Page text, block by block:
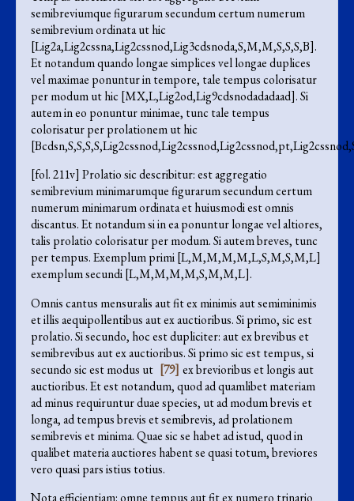
semibreviumque figurarum secundum certum numerum
semibrevium ordinata ut hic
[Lig2a,Lig2cssna,Lig2cssnod,Lig3cdsnoda,S,M,M,S,S,S,B].
Et notandum quando longae simplices vel longae duplices
vel maximae ponuntur in tempore, tale tempus colorisatur
per modum ut hic [MX,L,Lig2od,Lig9cdsnodadadaad]. Si
autem in eo ponuntur minimae, tunc tale tempus
colorisatur per prolationem ut hic
[fol. 211v] Prolatio sic describitur: est aggregatio
semibrevium minimarumque figurarum secundum certum
numerum minimarum ordinata et huiusmodi est omnis
discantus. Et notandum si in ea ponuntur longae vel altiores,
talis prolatio colorisatur per modum. Si autem breves, tunc
per tempus. Exemplum primi [L,M,M,M,M,L,S,M,S,M,L]
exemplum secundi [L,M,M,M,M,S,M,M,L].
Omnis cantus mensuralis aut fit ex minimis aut semiminimis
et illis aequipollentibus aut ex auctioribus. Si primo, sic est
prolatio. Si secundo, hoc est dupliciter: aut ex brevibus et
semibrevibus aut ex auctioribus. Si primo sic est tempus, si
secundo sic est modus ut [79] ex brevioribus et longis aut
auctioribus. Et est notandum, quod ad quamlibet materiam
ad minus requiruntur duae species, ut ad modum brevis et
longa, ad tempus brevis et semibrevis, ad prolationem
semibrevis et minima. Quae sic se habet ad istud, quod in
qualibet materia auctiores habent se quasi totum, breviores
vero quasi pars istius totius.
Nota efficientiam: omne tempus aut fit ex numero trinario